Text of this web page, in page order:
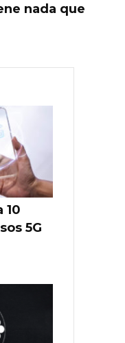
nada que
10
5G